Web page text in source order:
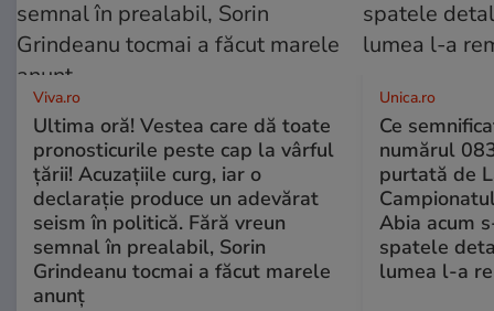
Viva.ro
Ultima oră! Vestea care dă toate
pronosticurile peste cap la vârful
țării! Acuzațiile curg, iar o
declarație produce un adevărat
seism în politică. Fără vreun
semnal în prealabil, Sorin
Grindeanu tocmai a făcut marele
anunț
Unica.ro
Ce
numărul
purtată de
Abia acum
spatele
lumea l-a